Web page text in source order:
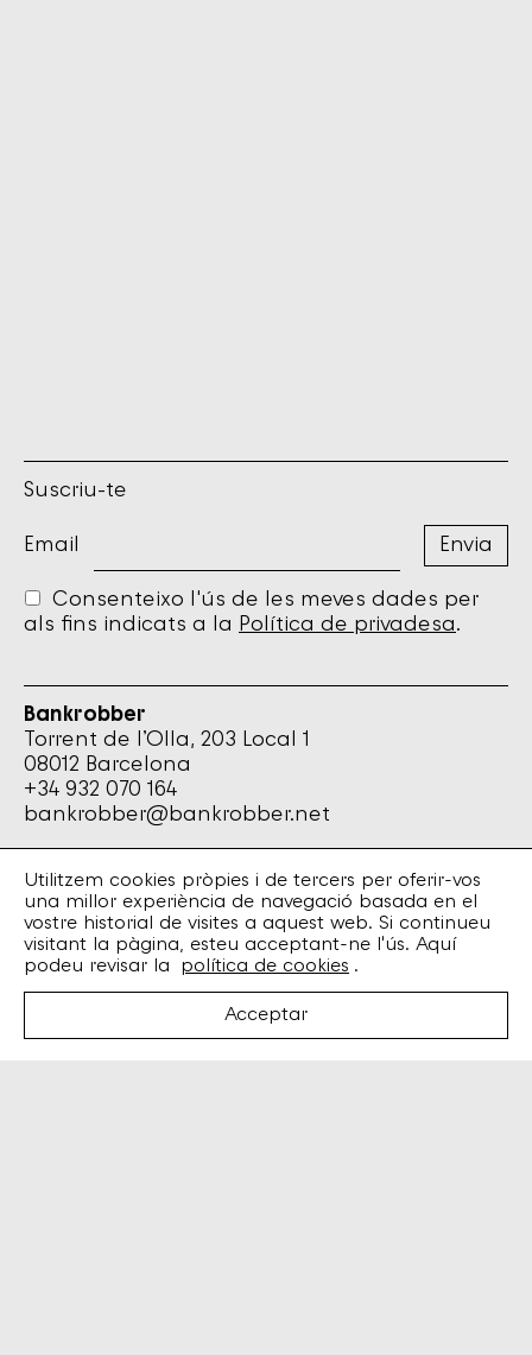
Suscriu-te
Email
Consenteixo l'ús de les meves dades per
als fins indicats a la Política de privadesa.
Bankrobber
Torrent de l’Olla, 203 Local 1
08012 Barcelona
+34 932 070 164
bankrobber@bankrobber.net
Bandcamp
Facebook
Twitter
Instagram
Utilitzem cookies pròpies i de tercers per oferir-vos
una millor experiència de navegació basada en el
vostre historial de visites a aquest web. Si continueu
visitant la pàgina, esteu acceptant-ne l'ús. Aquí
podeu revisar la
política de cookies .
Acceptar